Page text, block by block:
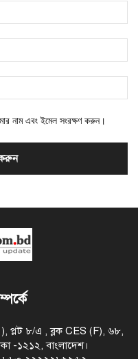
নাম এবং ইমেল সংরক্ষণ করুন।
), প্লট ৮/এ , ব্লক CES (F), ৬৮,
-১২১২, বাংলাদেশ।